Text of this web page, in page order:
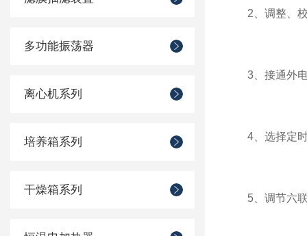
多功能振荡器
离心机系列
培养箱系列
干燥箱系列
2、调整、
3、接通外
4、选择定时
5、调节六